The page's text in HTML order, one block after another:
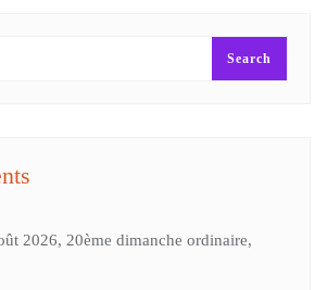
2026, 20ème dimanche ordinaire,